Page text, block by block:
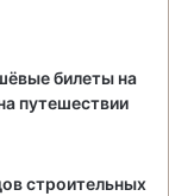
билеты на
путешествии
строительных